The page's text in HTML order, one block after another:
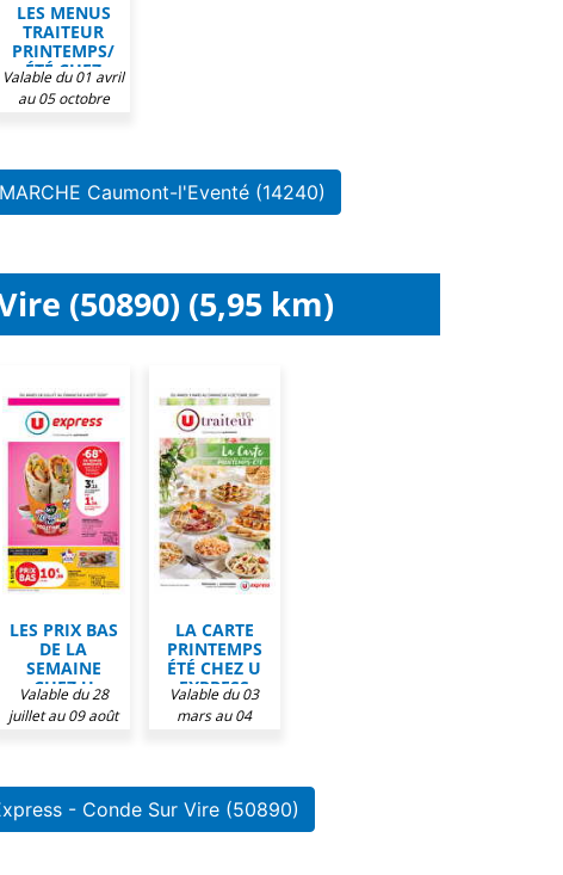
LES MENUS
TRAITEUR
PRINTEMPS/
ÉTÉ CHEZ
INTERMARCHÉ
Valable du 01 avril
au 05 octobre
Caumont-l'Eventé (14240)
(50890) (5,95 km)
LES PRIX BAS
DE LA
SEMAINE
CHEZ U
EXPRESS
Valable du 28
juillet au 09 août
LA CARTE
PRINTEMPS
ÉTÉ CHEZ U
EXPRESS
Valable du 03
mars au 04
- Conde Sur Vire (50890)